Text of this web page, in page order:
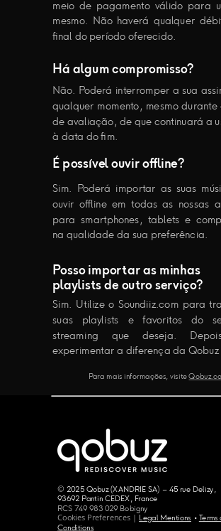
© 2025 Qobuz (XANDRIE SA) – 45 rue Delizy,
93692 Pantin CEDEX, France
RCS 749 983 029 Bobigny
Cookies Preferences | Legal Mentions •
Terms
Conditions
meio de pagamento válido para
mesmo. Não haverá qualquer
final do período oferecido.
Há algum compromisso?
Não. Poderá interromper a sua
qualquer momento, mesmo
de avaliação, de que continuará a
à data do fim.
É possível ouvir offline?
Sim. Poderá importar as suas
ouvir offline em todas as nossas
para smartphones, tablets e
na qualidade da sua preferência.
Posso importar as minhas
playlists de outro serviço?
Sim. Utilize o Soundiiz.com para
suas playlists e favoritos do
streaming que deseja.
experimentar a diferença da Qobuz
Para mais informações, visite